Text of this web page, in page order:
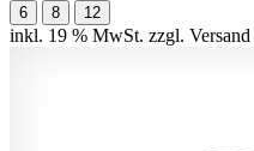
6 8 12
inkl. 19 % MwSt. zzgl. Versand